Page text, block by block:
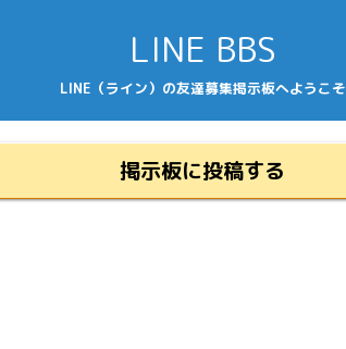
LINE BBS
LINE（ライン）の友達募集掲示板へようこそ
掲示板に投稿する